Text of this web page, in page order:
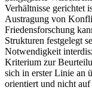
Verhältnisse gerichtet
Austragung von
Friedensforschung
Strukturen festgelegt
Notwendigkeit
Kriterium zur
sich in erster Linie an
orientiert und nicht